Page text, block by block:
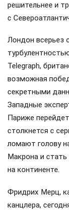
решительнее и
с
Лондон всерьез
Telegraph,
возможная
секретными
Западные
Париже
столкнется с
ломают голову
Макрона и
на континенте.
Фридрих Мерц,
канцлера,